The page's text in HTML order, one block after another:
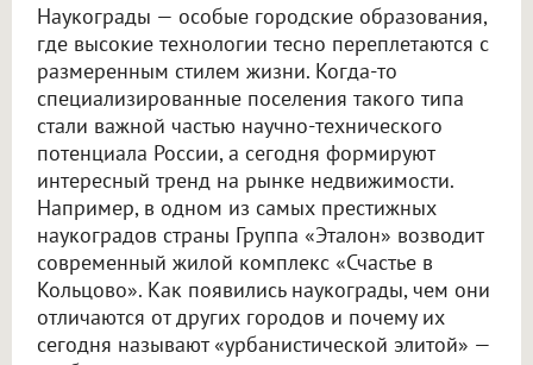
Наукограды — особые городские образования,
где высокие технологии тесно переплетаются с
размеренным стилем жизни. Когда-то
специализированные поселения такого типа
стали важной частью научно-технического
потенциала России, а сегодня формируют
интересный тренд на рынке недвижимости.
Например, в одном из самых престижных
наукоградов страны Группа «Эталон» возводит
современный жилой комплекс «Счастье в
Кольцово». Как появились наукограды, чем они
отличаются от других городов и почему их
сегодня называют «урбанистической элитой» —